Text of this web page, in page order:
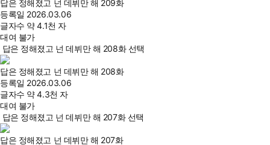
답은 정해졌고 넌 데뷔만 해 209화
등록일 2026.03.06
글자수 약 4.1천 자
대여 불가
답은 정해졌고 넌 데뷔만 해 208화 선택
답은 정해졌고 넌 데뷔만 해 208화
등록일 2026.03.06
글자수 약 4.3천 자
대여 불가
답은 정해졌고 넌 데뷔만 해 207화 선택
답은 정해졌고 넌 데뷔만 해 207화